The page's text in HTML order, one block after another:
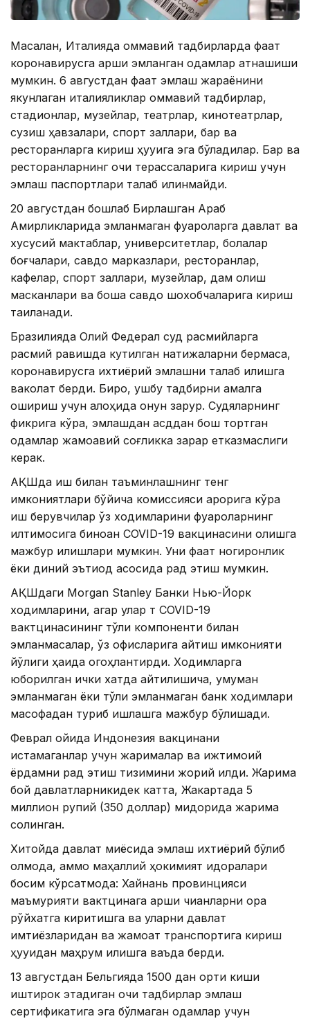
Масалан, Италияда оммавий тадбирларда фақат
коронавирусга қарши эмланган одамлар қатнашиши
мумкин. 6 августдан фақат эмлаш жараёнини
якунлаган италияликлар оммавий тадбирлар,
стадионлар, музейлар, театрлар, кинотеатрлар,
сузиш ҳавзалари, спорт заллари, бар ва
ресторанларга кириш ҳуқуқига эга бўладилар. Бар ва
ресторанларнинг очиқ терассаларига кириш учун
эмлаш паспортлари талаб қилинмайди.
20 августдан бошлаб Бирлашган Араб
Амирликларида эмланмаган фуқароларга давлат ва
хусусий мактаблар, университетлар, болалар
боғчалари, савдо марказлари, ресторанлар,
кафелар, спорт заллари, музейлар, дам олиш
масканлари ва бошқа савдо шохобчаларига кириш
тақиқланади.
Бразилияда Олий Федерал суд расмийларга
расмий равишда кутилган натижаларни бермаса,
коронавирусга ихтиёрий эмлашни талаб қилишга
ваколат берди. Бироқ, ушбу тадбирни амалга
ошириш учун алоҳида қонун зарур. Судяларнинг
фикрига кўра, эмлашдан қасддан бош тортган
одамлар жамоавий соғликка зарар етказмаслиги
керак.
АҚШда иш билан таъминлашнинг тенг
имкониятлари бўйича комиссияси қарорига кўра
иш берувчилар ўз ходимларини фуқароларнинг
илтимосига биноан COVID-19 вакцинасини олишга
мажбур қилишлари мумкин. Уни фақат ногиронлик
ёки диний эътиқод асосида рад этиш мумкин.
АҚШдаги Morgan Stanley Банки Нью-Йорк
ходимларини, агар улар т COVID-19
вактцинасининг тўлиқ компоненти билан
эмланмасалар, ўз офисларига қайтиш имконияти
йўқлиги ҳақида огоҳлантирди. Ходимларга
юборилган ички хатда айтилишича, умуман
эмланмаган ёки тўлиқ эмланмаган банк ходимлари
масофадан туриб ишлашга мажбур бўлишади.
Феврал ойида Индонезия вакцинани
истамаганлар учун жарималар ва ижтимоий
ёрдамни рад этиш тизимини жорий қилди. Жарима
бой давлатларникидек катта, Жакартада 5
миллион рупий (350 доллар) миқдорида жарима
солинган.
Хитойда давлат миқёсида эмлаш ихтиёрий бўлиб
қолмоқда, аммо маҳаллий ҳокимият идоралари
босим кўрсатмоқда: Хайнань провинцияси
маъмурияти вактцинага қарши чиққанларни қора
рўйхатга киритишга ва уларни давлат
имтиёзларидан ва жамоат транспортига кириш
ҳуқуқидан маҳрум қилишга ваъда берди.
13 августдан Бельгияда 1500 дан ортиқ киши
иштирок этадиган очиқ тадбирлар эмлаш
сертификатига эга бўлмаган одамлар учун